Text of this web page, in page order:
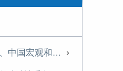
展望2020：全球宏观、中国宏观和中美关系